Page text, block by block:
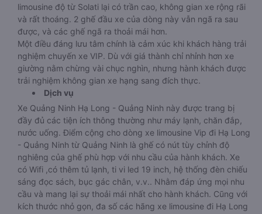
limousine độ từ Solati lại có trần cao, không gian xe rộng rãi
và rất thoáng. 2 ghế đầu xe của dòng này vẫn ngã ra sau
được, và các ghế ngã ra thoải mái hơn.
Một điều đáng lưu tâm chính là cảm xúc khi khách hàng trải
nghiệm chuyến xe VIP. Dù với giá thành chỉ nhỉnh hơn xe
giường nằm chừng vài chục nghìn, nhưng hành khách được
trải nghiệm không gian xe hạng sang đích thực.
Dịch vụ
Xe Quảng Ninh Hạ Long - Quảng Ninh này được trang bị
đầy đủ các tiện ích thông thường như máy lạnh, chăn đắp,
nước uống. Điểm cộng cho dòng xe limousine Vip đi Hạ Long
- Quảng Ninh từ Quảng Ninh là ghế có nút tùy chỉnh độ
nghiêng của ghế phù hợp với nhu cầu của hành khách. Xe
có Wifi ,có thêm tủ lạnh, ti vi led 19 inch, hệ thống đèn chiếu
sáng đọc sách, bục gác chân, v.v.. Nhằm đáp ứng mọi nhu
cầu và mang lại sự thoải mái nhất cho hành khách. Cũng với
kích thước nhỏ gọn, đa số các hãng xe limousine đi Hạ Long